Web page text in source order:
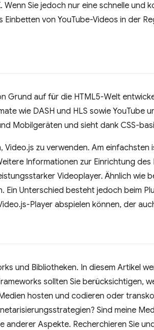
Sie jedoch nur eine schnelle und
von YouTube-Videos in der
Grund auf für die HTML5-Welt
wie DASH und HLS sowie YouTube
Mobilgeräten und sieht dank CSS-
zu verwenden. Am einfachsten
Informationen zur Einrichtung
Videoplayer. Ähnlich wie
Ein Unterschied besteht jedoch beim
Player abspielen können, der
und Bibliotheken. In diesem Artikel
sollten Sie berücksichtigen,
hosten und codieren oder
Sind meine
anderer Aspekte. Recherchieren Sie